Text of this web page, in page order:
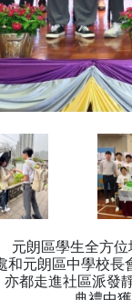
元朗區學生全方
和元朗區中學校
都走進社區派